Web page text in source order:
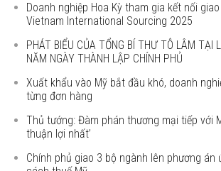
Doanh nghiệp Hoa Kỳ tham gia kết nối
Vietnam International Sourcing 2025
PHÁT BIỂU CỦA TỔNG BÍ THƯ TÔ LÂM TẠI
NĂM NGÀY THÀNH LẬP CHÍNH PHỦ
Xuất khẩu vào Mỹ bắt đầu khó, doanh
từng đơn hàng
Thủ tướng: Đàm phán thương mại tiếp với
thuận lợi nhất’
Chính phủ giao 3 bộ ngành lên phương án